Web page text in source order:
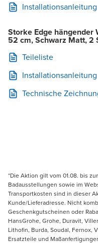
Installationsanleitung
Storke Edge
52 cm, Schwarz Matt, 2
Teileliste
Installationsanleitung
Technische
*Die Aktion gilt vom 01.08. bis
Badausstellungen sowie im
Transportkosten sind in dieser
Kunde/Lieferadresse. Nicht
Geschenkgutscheinen oder
HansGrohe, Grohe, Duravit,
Lithofin, Burda, Soudal, Fernox,
Ersatzteile und